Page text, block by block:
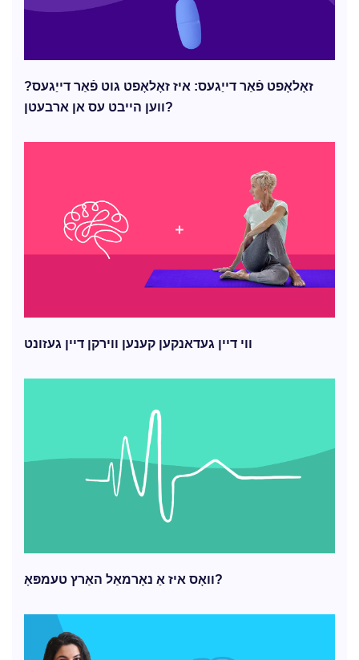
זאָלאָפט פֿאַר דייַגעס: איז זאָלאָפט גוט פֿאַר דייַגעס?
ווען הייבט עס אן ארבעטן?
ווי דיין געדאנקען קענען ווירקן דיין געזונט
וואָס איז אַ נאָרמאַל האַרץ טעמפּאָ?